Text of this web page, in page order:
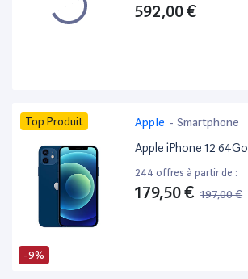
592,00 €
-9%
Top Produit Apple - Smartphone
Apple iPhone 12 64Go
244 offres à partir de :
179,50 € 197,00 €